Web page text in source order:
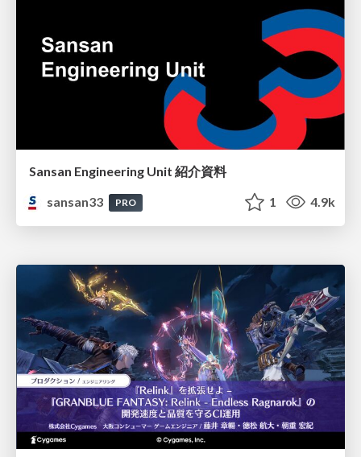
Sansan Engineering Unit 紹介資料
sansan33
PRO 1 4.9k